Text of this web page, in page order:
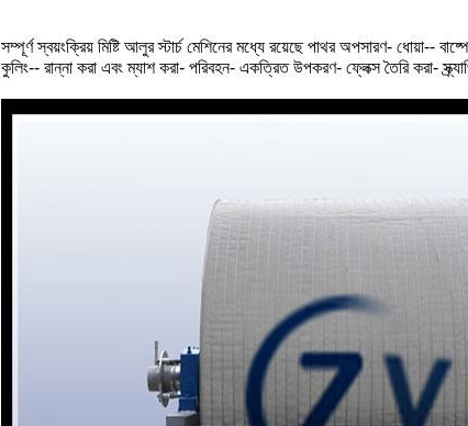
সম্পূর্ণ স্বয়ংক্রিয় মিষ্টি আলুর স্টার্চ মেশিনের মধ্যে রয়েছে পাথর অপসারণ- ধোয়া--
কুলিং-- রান্না করা এবং ম্যাশ করা- পরিবহন- একত্রিত উপকরণ- ফ্লেক্স তৈরি করা-